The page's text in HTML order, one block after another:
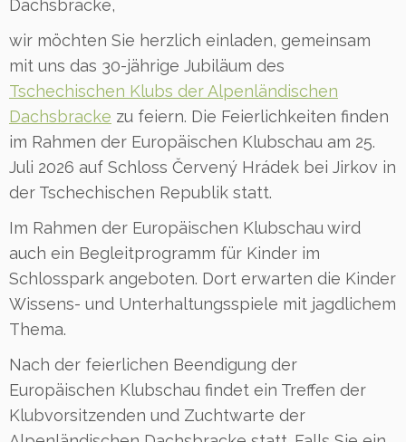
Dachsbracke,
wir möchten Sie herzlich einladen, gemeinsam
mit uns das 30-jährige Jubiläum des
Tschechischen Klubs der Alpenländischen
Dachsbracke zu feiern. Die Feierlichkeiten finden
im Rahmen der Europäischen Klubschau am 25.
Juli 2026 auf Schloss Červený Hrádek bei Jirkov in
der Tschechischen Republik statt.
Im Rahmen der Europäischen Klubschau wird
auch ein Begleitprogramm für Kinder im
Schlosspark angeboten. Dort erwarten die Kinder
Wissens- und Unterhaltungsspiele mit jagdlichem
Thema.
Nach der feierlichen Beendigung der
Europäischen Klubschau findet ein Treffen der
Klubvorsitzenden und Zuchtwarte der